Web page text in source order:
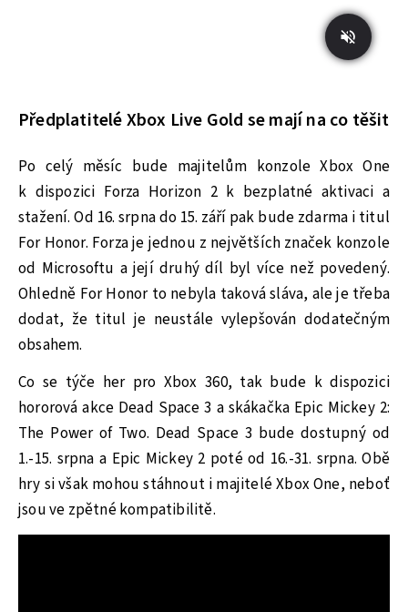
Předplatitelé Xbox Live Gold se mají na co těšit
Po celý měsíc bude majitelům konzole Xbox One
k dispozici Forza Horizon 2 k bezplatné aktivaci a
stažení. Od 16. srpna do 15. září pak bude zdarma i titul
For Honor. Forza je jednou z největších značek konzole
od Microsoftu a její druhý díl byl více než povedený.
Ohledně For Honor to nebyla taková sláva, ale je třeba
dodat, že titul je neustále vylepšován dodatečným
obsahem.
Co se týče her pro Xbox 360, tak bude k dispozici
hororová akce Dead Space 3 a skákačka Epic Mickey 2:
The Power of Two. Dead Space 3 bude dostupný od
1.-15. srpna a Epic Mickey 2 poté od 16.-31. srpna. Obě
hry si však mohou stáhnout i majitelé Xbox One, neboť
jsou ve zpětné kompatibilitě.